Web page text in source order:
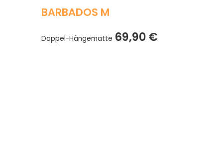
BARBADOS M
Doppel-Hängematte 69,90€